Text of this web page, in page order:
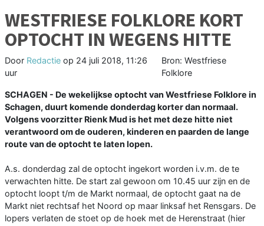
WESTFRIESE FOLKLORE KORT
OPTOCHT IN WEGENS HITTE
Door Redactie op 24 juli 2018, 11:26
uur
Bron: Westfriese
Folklore
SCHAGEN - De wekelijkse optocht van Westfriese Folklore in
Schagen, duurt komende donderdag korter dan normaal.
Volgens voorzitter Rienk Mud is het met deze hitte niet
verantwoord om de ouderen, kinderen en paarden de lange
route van de optocht te laten lopen.
A.s. donderdag zal de optocht ingekort worden i.v.m. de te
verwachten hitte. De start zal gewoon om 10.45 uur zijn en de
optocht loopt t/m de Markt normaal, de optocht gaat na de
Markt niet rechtsaf het Noord op maar linksaf het Rensgars. De
lopers verlaten de stoet op de hoek met de Herenstraat (hier